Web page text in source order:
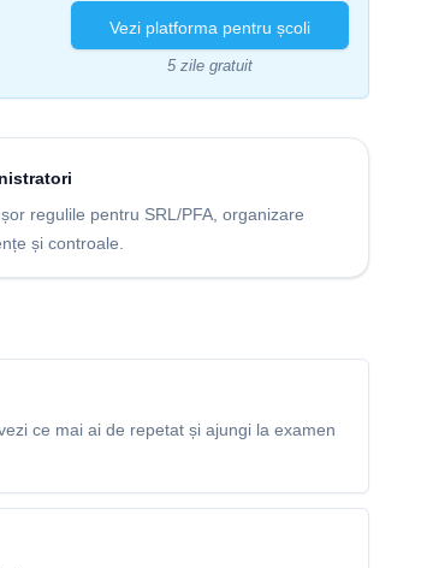
Vezi platforma pentru școli
5 zile gratuit
regulile pentru SRL/PFA, organizare
și controale.
ce mai ai de repetat și ajungi la examen